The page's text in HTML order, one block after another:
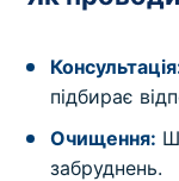
підбирає
Очищення:
забруднень.